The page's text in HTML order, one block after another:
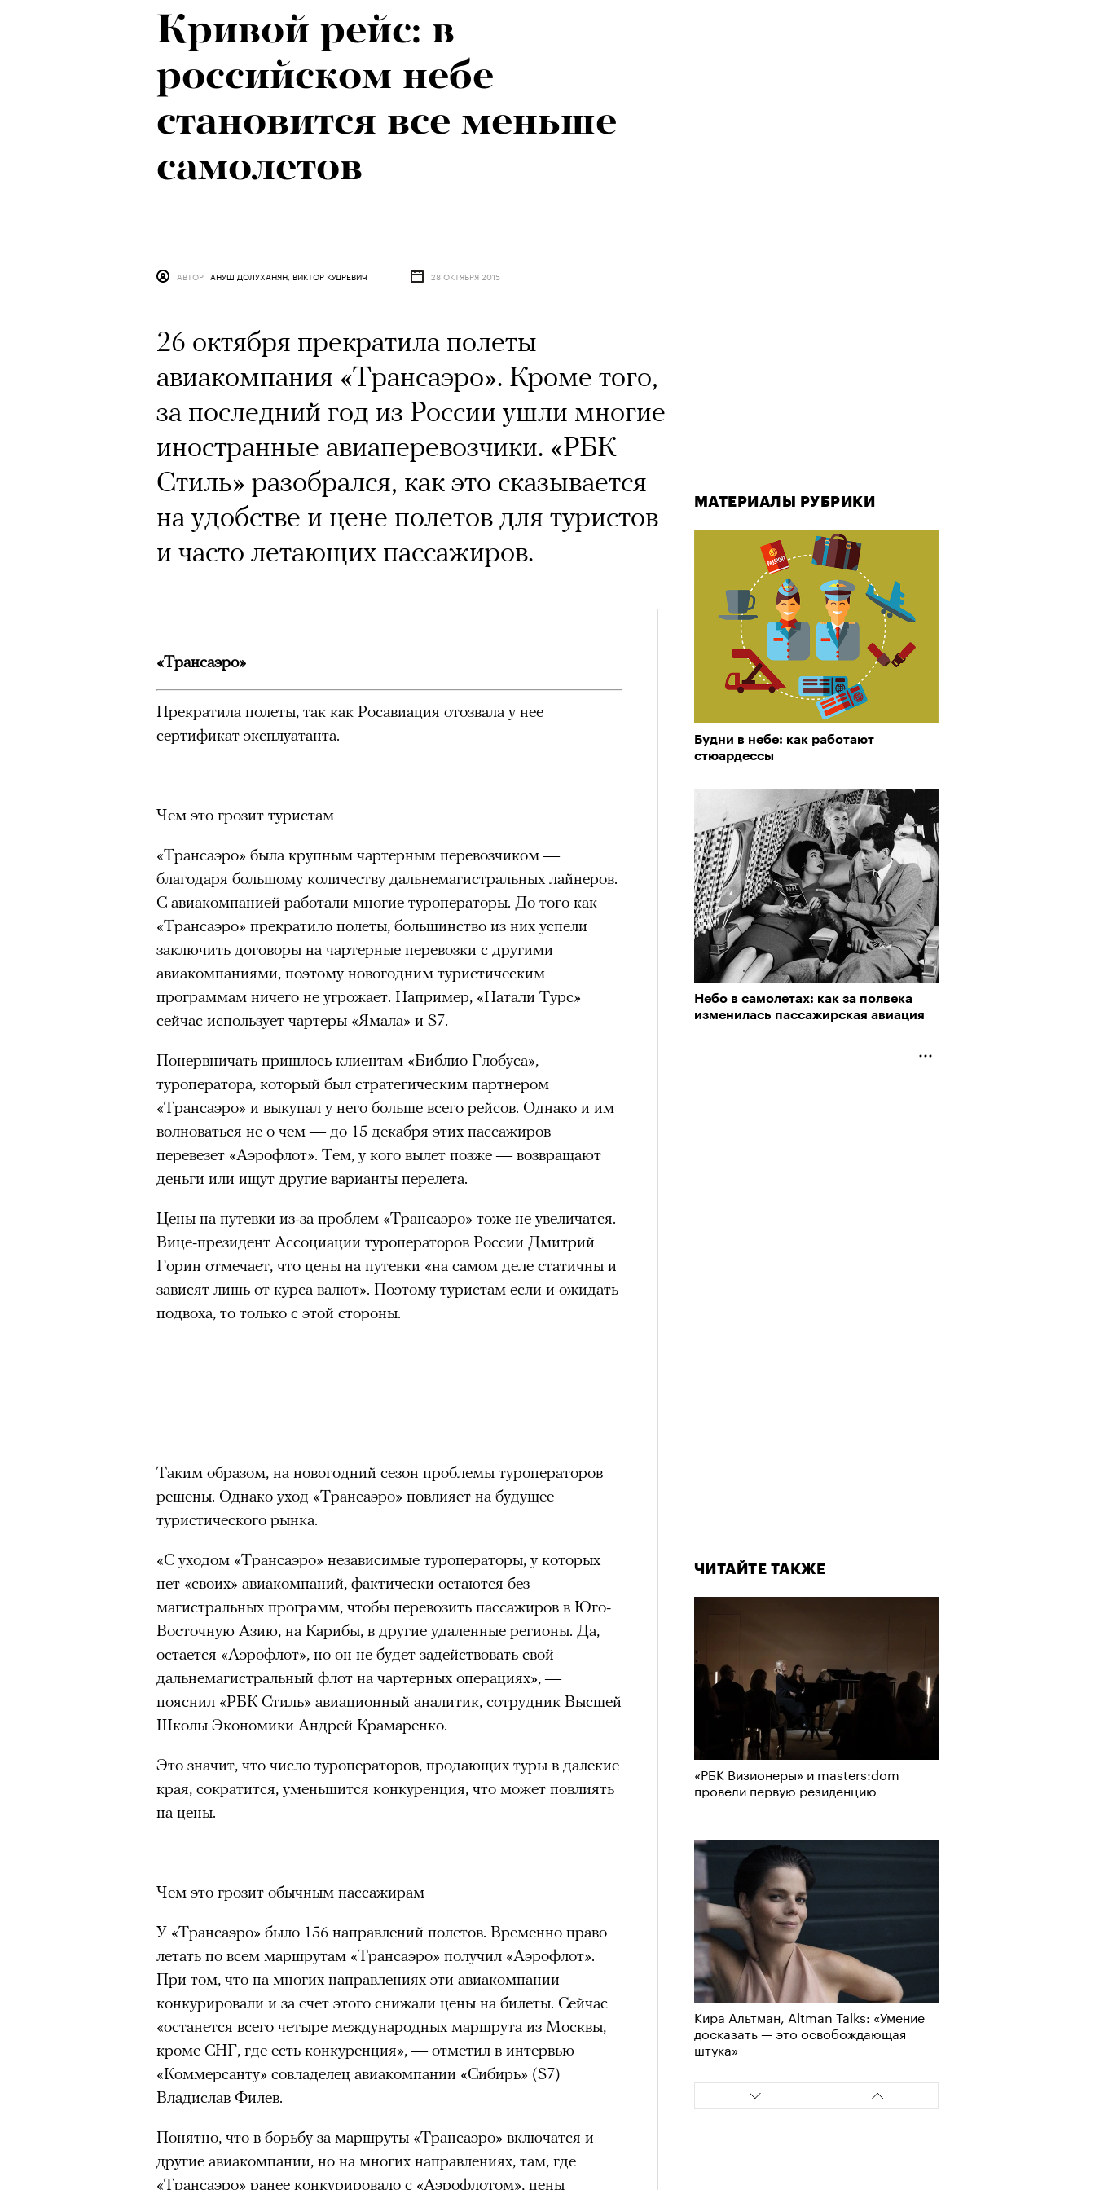
МАТЕРИАЛЫ РУБРИКИ
Будни в небе: как работают
стюардессы
Небо в самолетах: как за полвека
изменилась пассажирская авиация
ЧИТАЙТЕ ТАКЖЕ
«РБК Визионеры» и masters:dom
провели первую резиденцию
Кира Альтман, Altman Talks: «Умение
досказать — это освобождающая
штука»
Кривой рейс: в
российском небе
становится все меньше
самолетов
АВТОР АНУШ ДОЛУХАНЯН, ВИКТОР КУДРЕВИЧ 28 ОКТЯБРЯ 2015
26 октября прекратила полеты
авиакомпания «Трансаэро». Кроме того,
за последний год из России ушли многие
иностранные авиаперевозчики. «РБК
Стиль» разобрался, как это сказывается
на удобстве и цене полетов для туристов
и часто летающих пассажиров.
«Трансаэро»
Прекратила полеты, так как Росавиация отозвала у нее
сертификат эксплуатанта.
Чем это грозит туристам
«Трансаэро» была крупным чартерным перевозчиком —
благодаря большому количеству дальнемагистральных лайнеров.
С авиакомпанией работали многие туроператоры. До того как
«Трансаэро» прекратило полеты, большинство из них успели
заключить договоры на чартерные перевозки с другими
авиакомпаниями, поэтому новогодним туристическим
программам ничего не угрожает. Например, «Натали Турс»
сейчас использует чартеры «Ямала» и S7.
Понервничать пришлось клиентам «Библио Глобуса»,
туроператора, который был стратегическим партнером
«Трансаэро» и выкупал у него больше всего рейсов. Однако и им
волноваться не о чем — до 15 декабря этих пассажиров
перевезет «Аэрофлот». Тем, у кого вылет позже — возвращают
деньги или ищут другие варианты перелета.
Цены на путевки из-за проблем «Трансаэро» тоже не увеличатся.
Вице-президент Ассоциации туроператоров России Дмитрий
Горин отмечает, что цены на путевки «на самом деле статичны и
зависят лишь от курса валют». Поэтому туристам если и ожидать
подвоха, то только с этой стороны.
Таким образом, на новогодний сезон проблемы туроператоров
решены. Однако уход «Трансаэро» повлияет на будущее
туристического рынка.
«С уходом «Трансаэро» независимые туроператоры, у которых
нет «своих» авиакомпаний, фактически остаются без
магистральных программ, чтобы перевозить пассажиров в Юго-
Восточную Азию, на Карибы, в другие удаленные регионы. Да,
остается «Аэрофлот», но он не будет задействовать свой
дальнемагистральный флот на чартерных операциях», —
пояснил «РБК Стиль» авиационный аналитик, сотрудник Высшей
Школы Экономики Андрей Крамаренко.
Это значит, что число туроператоров, продающих туры в далекие
края, сократится, уменьшится конкуренция, что может повлиять
на цены.
Чем это грозит обычным пассажирам
У «Трансаэро» было 156 направлений полетов. Временно право
летать по всем маршрутам «Трансаэро» получил «Аэрофлот».
При том, что на многих направлениях эти авиакомпании
конкурировали и за счет этого снижали цены на билеты. Сейчас
«останется всего четыре международных маршрута из Москвы,
кроме СНГ, где есть конкуренция», — отметил в интервью
«Коммерсанту» совладелец авиакомпании «Сибирь» (S7)
Владислав Филев.
Понятно, что в борьбу за маршруты «Трансаэро» включатся и
другие авиакомпании, но на многих направлениях, там, где
«Трансаэро» ранее конкурировало c «Аэрофлотом», цены